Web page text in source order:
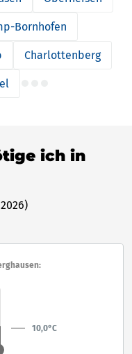
Bornhofen
Charlottenberg
ich in
10,0°C